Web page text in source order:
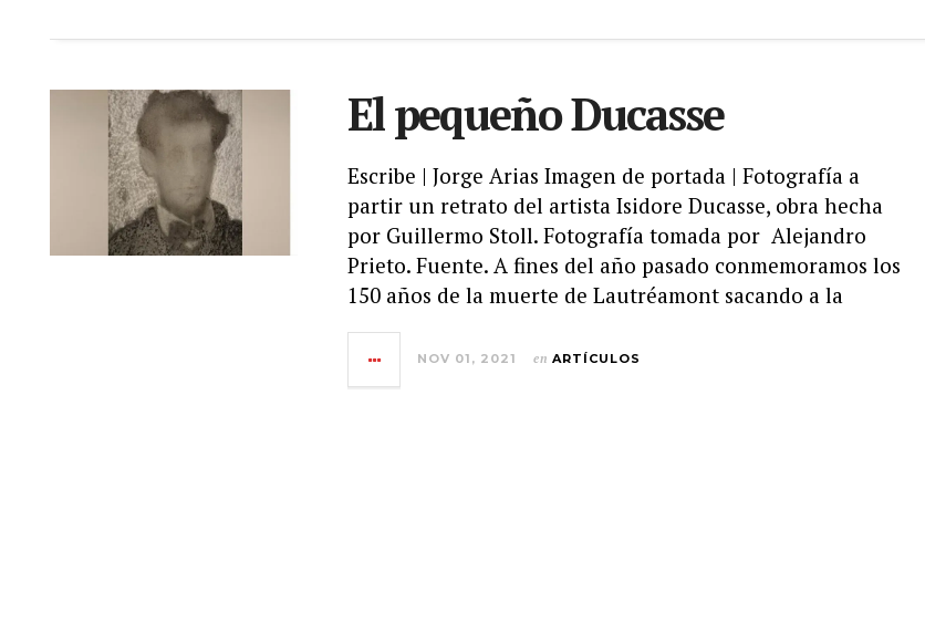
El pequeño Ducasse
Escribe | Jorge Arias Imagen de portada | Fotografía a
partir un retrato del artista Isidore Ducasse, obra hecha
por Guillermo Stoll. Fotografía tomada por Alejandro
Prieto. Fuente. A fines del año pasado conmemoramos los
150 años de la muerte de Lautréamont sacando a la
NOV 01, 2021 en ARTÍCULOS